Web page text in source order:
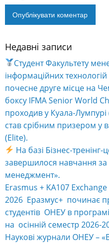
Alternative:
Недавні записи
Студент Факультету
інформаційних
почесне друге місце на
боксу IFMA Senior World
проходив у Куала-
став срібним призером у
(Elite).
На базі Бізнес-
завершилося навчання
менеджмент».
Erasmus + KA107
2026 Еразмус+ починає
студентів ОНЕУ в
на осінній семестр 2026-
Наукові журнали ОНЕУ –